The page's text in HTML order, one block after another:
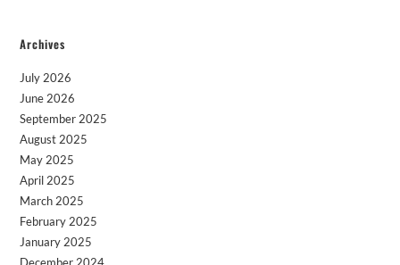
Archives
July 2026
June 2026
September 2025
August 2025
May 2025
April 2025
March 2025
February 2025
January 2025